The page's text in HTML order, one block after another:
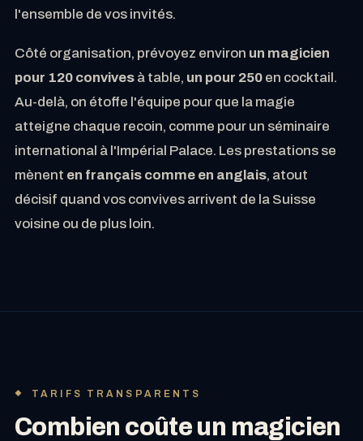
l'ensemble de vos invités.
Côté organisation, prévoyez environ un magicien
pour 120 convives à table, un pour 250 en cocktail.
Au-delà, on étoffe l'équipe pour que la magie
atteigne chaque recoin, comme pour un séminaire
international à l'Impérial Palace. Les prestations se
mènent en français comme en anglais, atout
décisif quand vos convives arrivent de la Suisse
voisine ou de plus loin.
TARIFS TRANSPARENTS
Combien coûte un magicien